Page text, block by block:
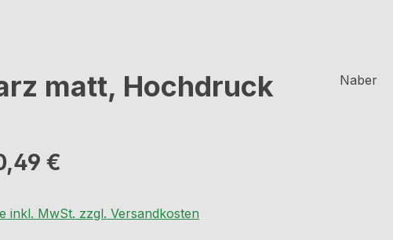
matt, Hochdruck Naber
Preis:
€
inkl. MwSt. zzgl. Versandkosten